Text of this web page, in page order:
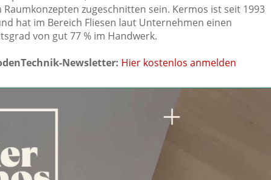
il
e
e d
zugeschnitten sein. Kermos ist seit 1993
hat im Bereich Fliesen laut Unternehmen einen
von gut 77 % im Handwerk.
Newsletter: Hier kostenlos anmelden